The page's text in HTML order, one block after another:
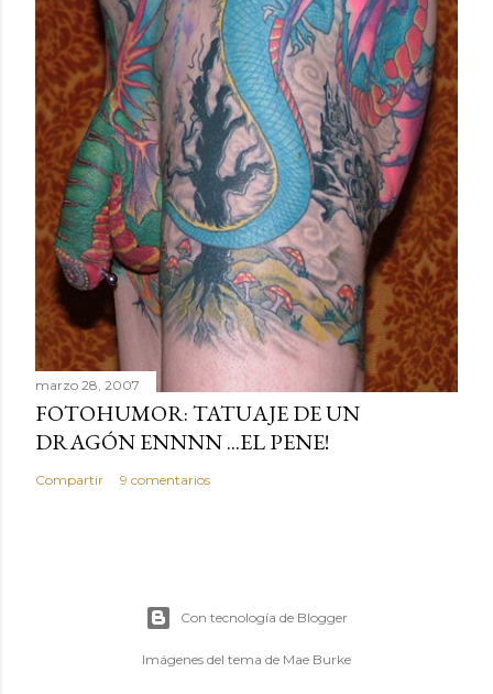
marzo 28, 2007
FOTOHUMOR: TATUAJE DE UN
DRAGÓN ENNNN ...EL PENE!
Compartir 9 comentarios
Con tecnología de Blogger
Imágenes del tema de Mae Burke